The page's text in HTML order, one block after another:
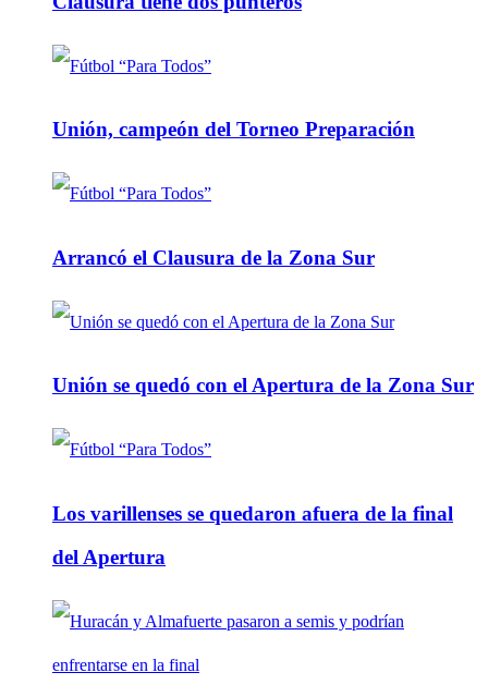
Unión, campeón del Torneo Preparación
Arrancó el Clausura de la Zona Sur
Unión se quedó con el Apertura de la Zona Sur
Los varillenses se quedaron afuera de la final
del Apertura